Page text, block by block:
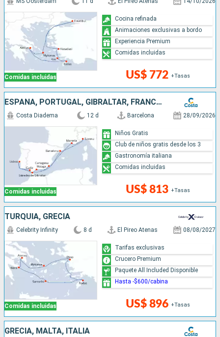
Comidas incluidas US$ 772 +Tasas
Cocina refinada
Animaciones exclusivas a bordo
Experiencia Premium
Comidas incluidas
ESPAÑA, PORTUGAL, GIBRALTAR, FRANCIA, ITALIA
Comidas incluidas
Costa Diadema 12 d Barcelona 28/09/2026
US$ 813 +Tasas
Niños Gratis
Club de niños gratis desde los 3
Gastronomía italiana
Comidas incluidas
TURQUÍA, GRECIA
Comidas incluidas
Celebrity Infinity 8 d El Pireo Atenas 08/08/2027
US$ 896 +Tasas
Tarifas exclusivas
Crucero Premium
Paquete All Included Disponible
Hasta -$600/cabina
GRECIA, MALTA, ITALIA